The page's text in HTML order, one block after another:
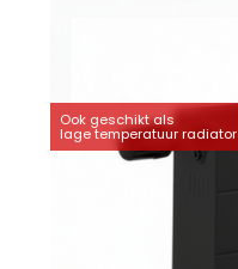
Ook geschikt als
lage temperatuur radiator